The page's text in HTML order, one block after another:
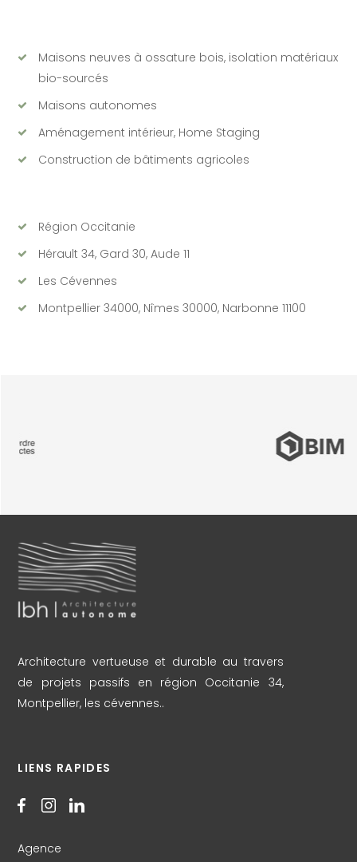
Maisons neuves à ossature bois, isolation matériaux
bio-sourcés
Maisons autonomes
Aménagement intérieur, Home Staging
Construction de bâtiments agricoles
Région Occitanie
Hérault 34, Gard 30, Aude 11
Les Cévennes
Montpellier 34000, Nîmes 30000, Narbonne 11100
Architecture vertueuse et durable au travers
de projets passifs en région Occitanie 34,
Montpellier, les cévennes..
LIENS RAPIDES
Agence